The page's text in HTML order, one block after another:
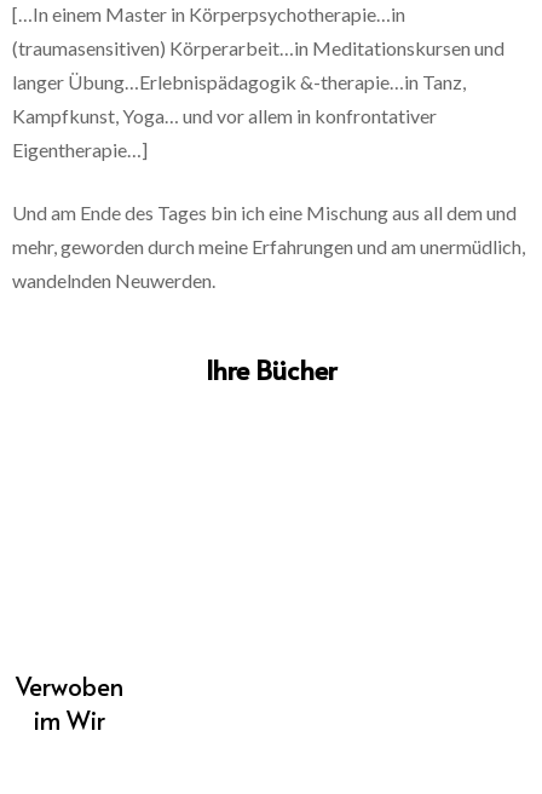
[…In einem Master in Körperpsychotherapie…in
(traumasensitiven) Körperarbeit…in Meditationskursen und
langer Übung…Erlebnispädagogik &-therapie…in Tanz,
Kampfkunst, Yoga… und vor allem in konfrontativer
Eigentherapie…]
Und am Ende des Tages bin ich eine Mischung aus all dem und
mehr, geworden durch meine Erfahrungen und am unermüdlich,
wandelnden Neuwerden.
Ihre Bücher
Verwoben
im Wir